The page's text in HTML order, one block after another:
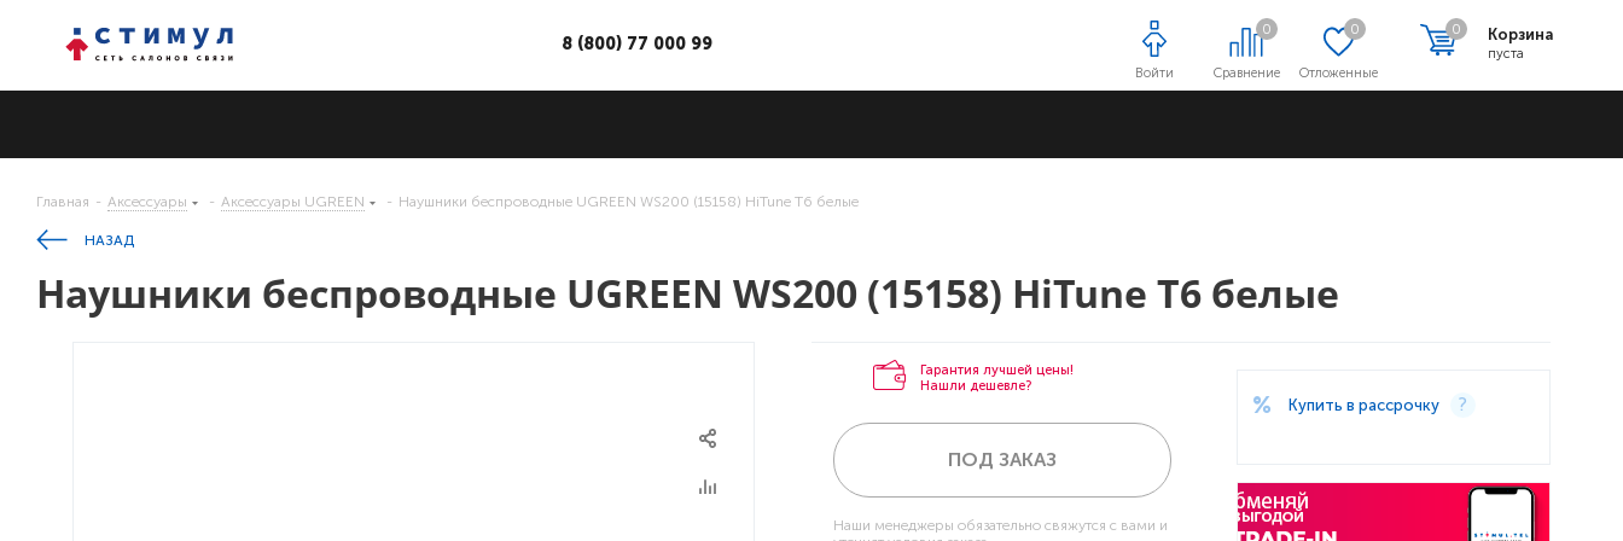
Сравнение
0
Отложенные
0 Корзина
пуста
0
Войти
8 (800) 77 000 99
Главная - Аксессуары - Аксессуары UGREEN - Наушники беспроводные UGREEN WS200 (15158) HiTune T6 белые
НАЗАД
Наушники беспроводные UGREEN WS200 (15158) HiTune T6 белые
Гарантия лучшей цены!
Нашли дешевле?
ПОД ЗАКАЗ
Наши менеджеры обязательно свяжутся с вами и
Купить в рассрочку